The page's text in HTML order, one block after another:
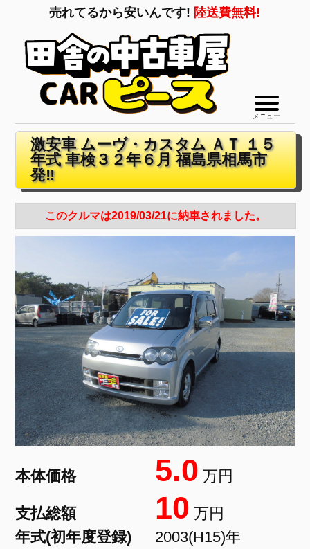
売れてるから安いんです! 陸送費無料!
メニュー
激安車 ムーヴ・カスタム ＡＴ １５
年式 車検３２年６月 福島県相馬市
発‼
このクルマは2019/03/21に納車されました。
本体価格 5.0 万円
支払総額 10 万円
年式(初年度登録)
2003(H15)年